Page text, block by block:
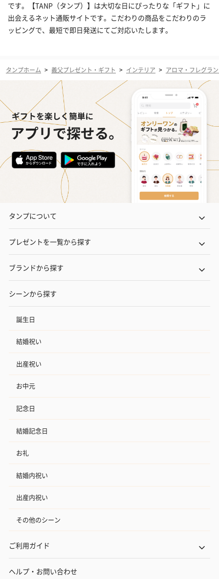
です。【TANP（タンプ）】は大切な日にぴったりな「ギフト」に
出会えるネット通販サイトです。こだわりの商品をこだわりのラ
ッピングで、最短で即日発送にてご対応いたします。
タンプホーム > 義父プレゼント・ギフト > インテリア > アロマ・フレグラ
タンプについて
プレゼントを一覧から探す
ブランドから探す
シーンから探す
誕生日
結婚祝い
出産祝い
お中元
記念日
結婚記念日
お礼
結婚内祝い
出産内祝い
その他のシーン
ご利用ガイド
ヘルプ・お問い合わせ